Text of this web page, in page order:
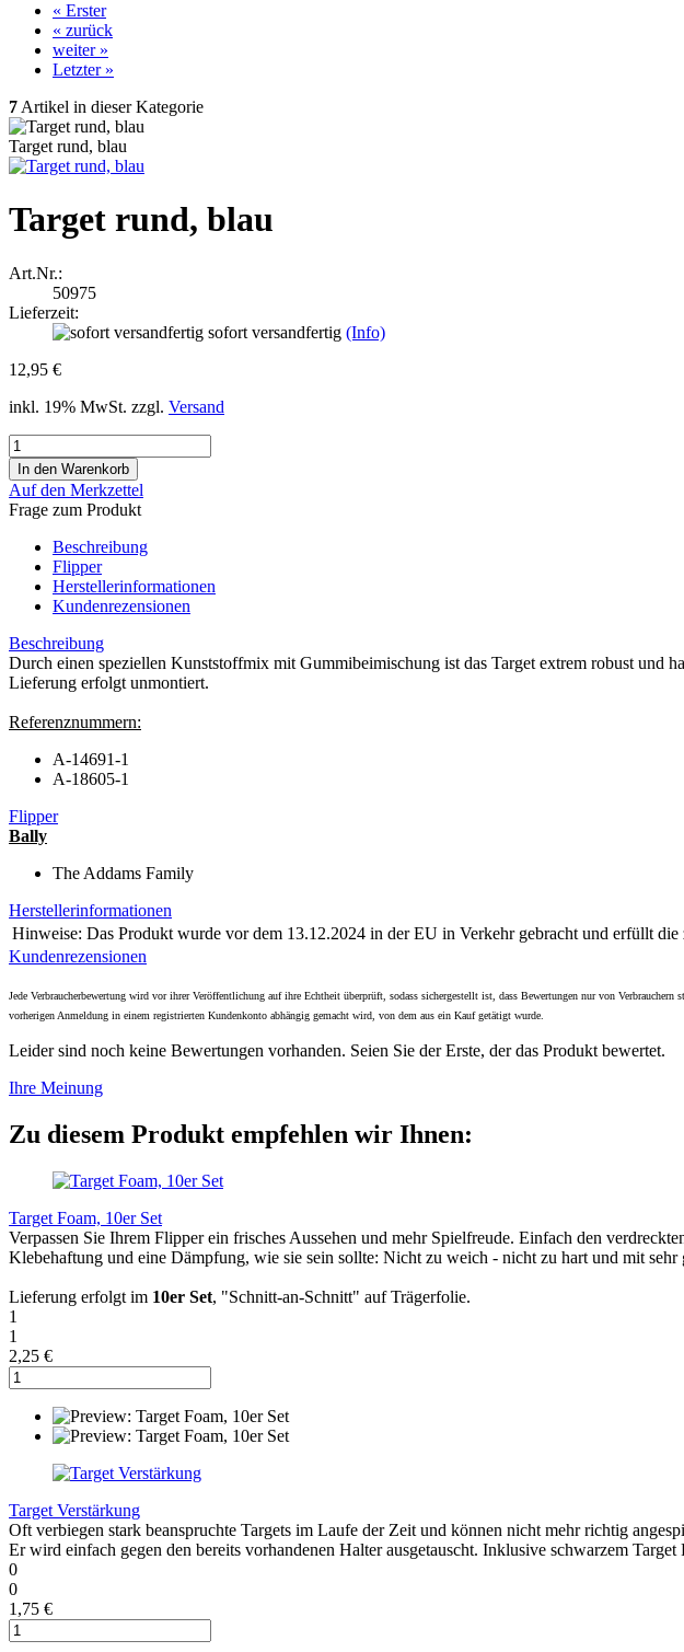
« Erster
« zurück
weiter »
Letzter »
7 Artikel in dieser Kategorie
Target rund, blau
Target rund, blau
Art.Nr.:
50975
Lieferzeit:
sofort versandfertig (Info)
12,95 €
inkl. 19% MwSt. zzgl. Versand
Auf den Merkzettel
Frage zum Produkt
Beschreibung
Flipper
Herstellerinformationen
Kundenrezensionen
Beschreibung
Durch einen speziellen Kunststoffmix mit Gummibeimischung ist das Target extrem robust und
Lieferung erfolgt unmontiert.
Referenznummern:
A-14691-1
A-18605-1
Flipper
Bally
The Addams Family
Herstellerinformationen
Hinweise: Das Produkt wurde vor dem 13.12.2024 in der EU in Verkehr gebracht und erfüllt
Kundenrezensionen
Jede Verbraucherbewertung wird vor ihrer Veröffentlichung auf ihre Echtheit überprüft, sodass sichergestellt ist, dass Bewertungen nur von
vorherigen Anmeldung in einem registrierten Kundenkonto abhängig gemacht wird, von dem aus ein Kauf getätigt wurde.
Leider sind noch keine Bewertungen vorhanden. Seien Sie der Erste, der das Produkt bewertet.
Ihre Meinung
Zu diesem Produkt empfehlen wir Ihnen:
Target Foam, 10er Set
Verpassen Sie Ihrem Flipper ein frisches Aussehen und mehr Spielfreude. Einfach den
Klebehaftung und eine Dämpfung, wie sie sein sollte: Nicht zu weich - nicht zu hart und mit sehr
Lieferung erfolgt im 10er Set, "Schnitt-an-Schnitt" auf Trägerfolie.
1
1
2,25 €
Target Verstärkung
Oft verbiegen stark beanspruchte Targets im Laufe der Zeit und können nicht mehr richtig
Er wird einfach gegen den bereits vorhandenen Halter ausgetauscht. Inklusive schwarzem Target
0
0
1,75 €